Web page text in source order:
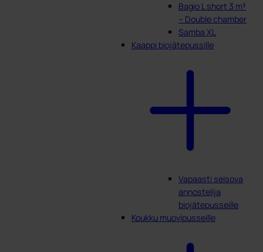
Bagio L short 3 m³
– Double chamber
Samba XL
Kaappi biojätepussille
Vapaasti seisova
annostelija
biojätepusseille
Koukku muovipusseille